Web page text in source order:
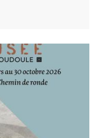
la Portette accueille
: "Haut-Pays :